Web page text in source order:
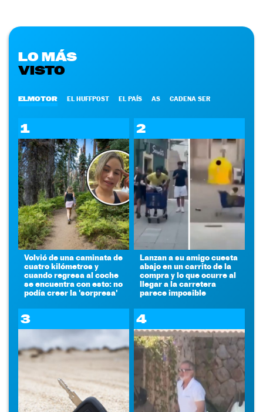
LO MÁS
VISTO
ELMOTOR EL HUFFPOST EL PAÍS AS CADENA SER
1
Volvió de una caminata de
cuatro kilómetros y
cuando regresa al coche
se encuentra con esto: no
podía creer la 'sorpresa'
2
Lanzan a su amigo cuesta
abajo en un carrito de la
compra y lo que ocurre al
llegar a la carretera
parece imposible
3 4